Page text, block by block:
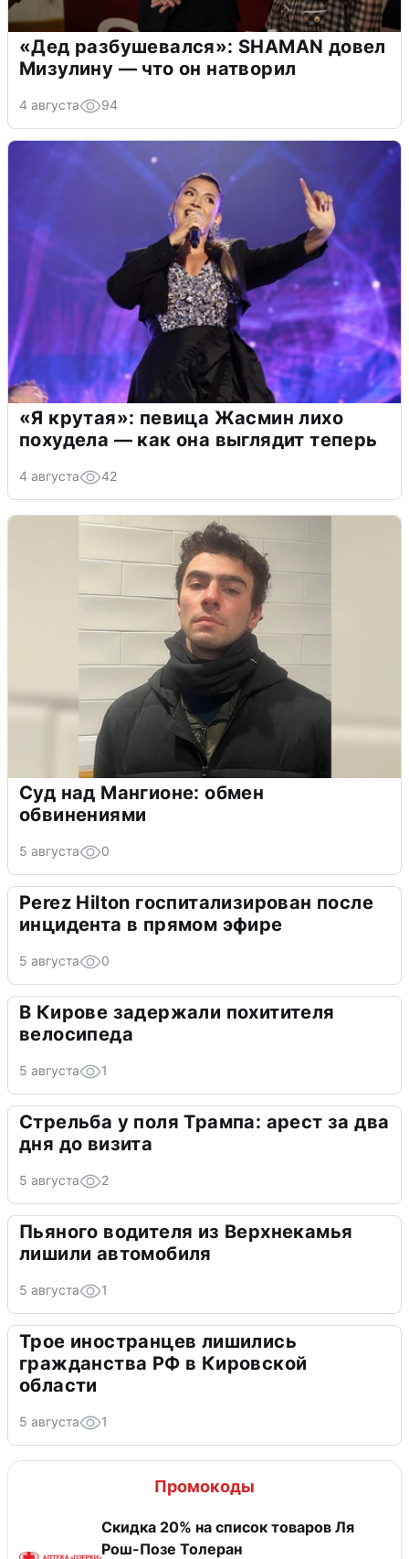
«Дед разбушевался»: SHAMAN довел
Мизулину — что он натворил
4 августа 94
«Я крутая»: певица Жасмин лихо
похудела — как она выглядит теперь
4 августа 42
Суд над Мангионе: обмен
обвинениями
5 августа 0
Perez Hilton госпитализирован после
инцидента в прямом эфире
5 августа 0
В Кирове задержали похитителя
велосипеда
5 августа 1
Стрельба у поля Трампа: арест за два
дня до визита
5 августа 2
Пьяного водителя из Верхнекамья
лишили автомобиля
5 августа 1
Трое иностранцев лишились
гражданства РФ в Кировской
области
5 августа 1
Промокоды
Скидка 20% на список товаров Ля
Рош-Позе Толеран